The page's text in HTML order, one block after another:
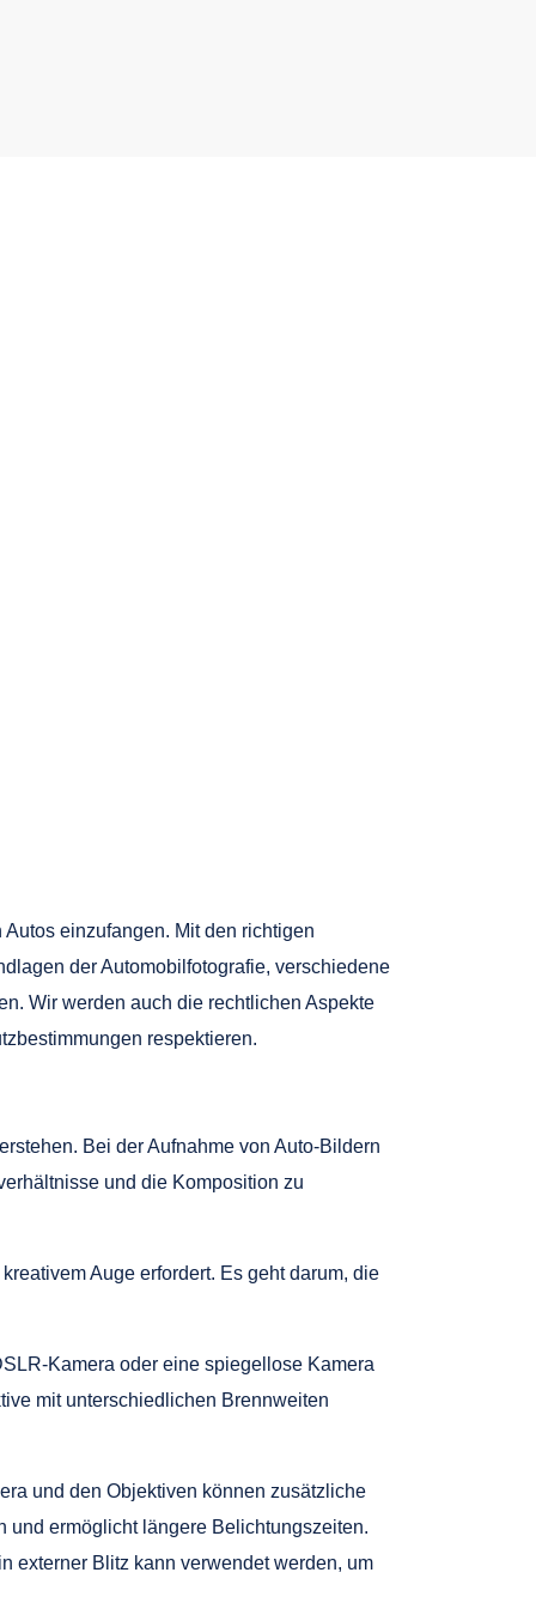
einzufangen. Mit den richtigen
der Automobilfotografie, verschiedene
Wir werden auch die rechtlichen Aspekte
respektieren.
Bei der Aufnahme von Auto-Bildern
und die Komposition zu
Auge erfordert. Es geht darum, die
Kamera oder eine spiegellose Kamera
mit unterschiedlichen Brennweiten
und den Objektiven können zusätzliche
und ermöglicht längere Belichtungszeiten.
externer Blitz kann verwendet werden, um